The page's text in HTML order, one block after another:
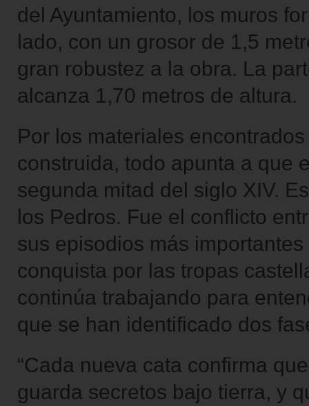
del Ayuntamiento, los muros
lado, con un grosor de 1,5
gran robustez a la obra. La
alcanza 1,70 metros de altura.
Por los materiales
construida, todo apunta a que
segunda mitad del siglo XIV.
los Pedros. Fue el conflicto
sus episodios más
conquista por las tropas
continúa trabajando para
que se han identificado dos
“Cada nueva cata confirma
guarda secretos bajo tierra, y